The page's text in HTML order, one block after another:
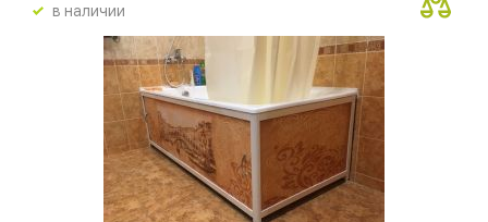
в наличии